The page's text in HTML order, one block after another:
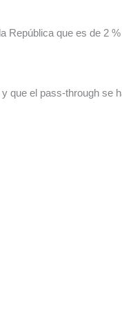
República que es de 2
que el pass-through se